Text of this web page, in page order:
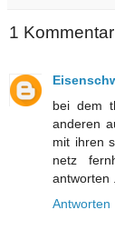
1
bei dem
anderen
mit ihren
netz
antworten
Antworten